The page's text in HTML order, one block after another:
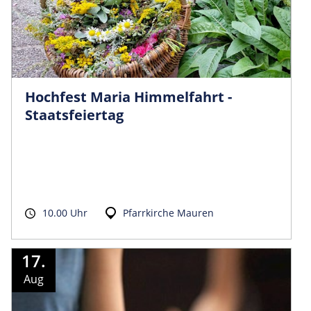
Hochfest Maria Himmelfahrt -
Staatsfeiertag
10.00 Uhr Pfarrkirche Mauren
17.
Aug